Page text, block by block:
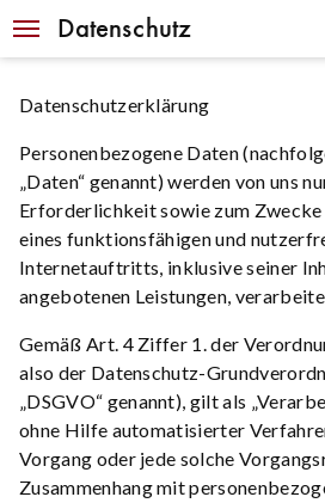
Datenschutz
Datenschutzerklärung
Personenbezogene Daten
„Daten“ genannt) werden von uns
Erforderlichkeit sowie zum
eines funktionsfähigen und
Internetauftritts, inklusive seiner
angebotenen Leistungen,
Gemäß Art. 4 Ziffer 1. der
also der Datenschutz-
„DSGVO“ genannt), gilt als
ohne Hilfe automatisierter
Vorgang oder jede solche
Zusammenhang mit